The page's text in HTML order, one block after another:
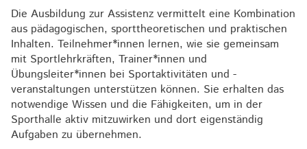
Die Ausbildung zur Assistenz vermittelt eine Kombination
aus pädagogischen, sporttheoretischen und praktischen
Inhalten. Teilnehmer*innen lernen, wie sie gemeinsam
mit Sportlehrkräften, Trainer*innen und
Übungsleiter*innen bei Sportaktivitäten und -
veranstaltungen unterstützen können. Sie erhalten das
notwendige Wissen und die Fähigkeiten, um in der
Sporthalle aktiv mitzuwirken und dort eigenständig
Aufgaben zu übernehmen.